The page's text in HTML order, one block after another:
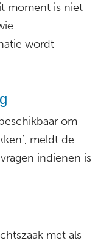
moment is niet
wordt
om
meldt de
indienen is
met als